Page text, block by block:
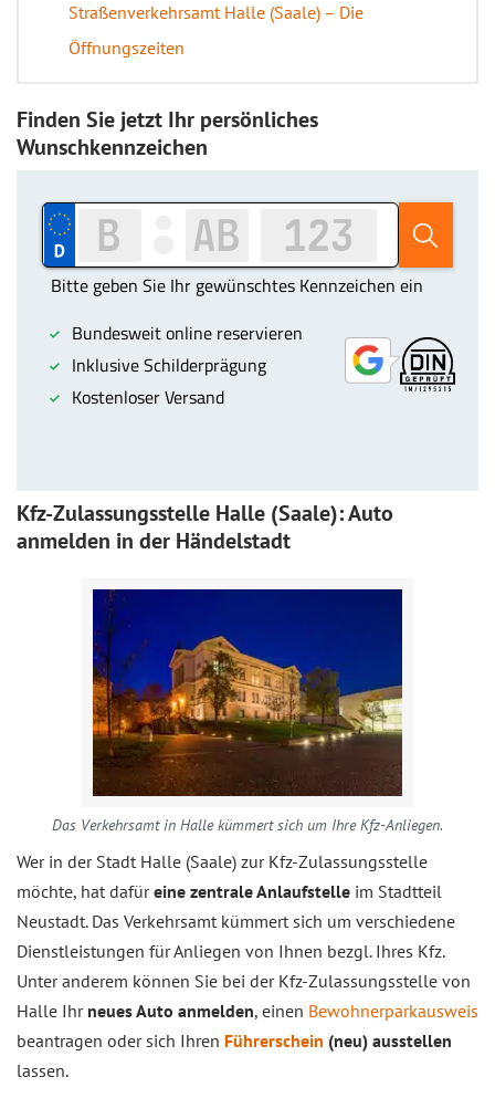
Straßenverkehrsamt Halle (Saale) – Die
Öffnungszeiten
Finden Sie jetzt Ihr persönliches
Wunschkennzeichen
Kfz-Zulassungsstelle Halle (Saale): Auto
anmelden in der Händelstadt
Das Verkehrsamt in Halle kümmert sich um Ihre Kfz-Anliegen.
Wer in der Stadt Halle (Saale) zur Kfz-Zulassungsstelle
möchte, hat dafüreine zentrale Anlaufstelle im Stadtteil
Neustadt. Das Verkehrsamt kümmert sich um verschiedene
Dienstleistungen für Anliegen von Ihnen bezgl. Ihres Kfz.
Unter anderem können Sie bei der Kfz-Zulassungsstelle von
Halle Ihr neues Auto anmelden, einen Bewohnerparkausweis
beantragen oder sich Ihren Führerschein (neu) ausstellen
lassen.